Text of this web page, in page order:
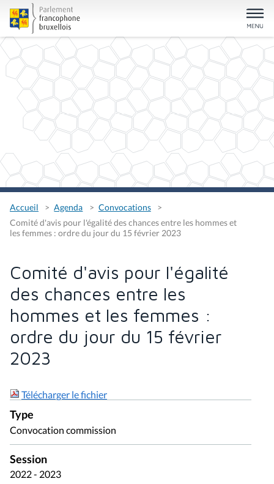
Accueil Agenda
Convocations
Comité d'avis pour l'égalité des chances entre les hommes et
les femmes : ordre du jour du 15 février 2023
Comité d'avis pour l'égalité
des chances entre les
hommes et les femmes :
ordre du jour du 15 février
2023
Télécharger le fichier
Type
Convocation commission
Session
2022 - 2023